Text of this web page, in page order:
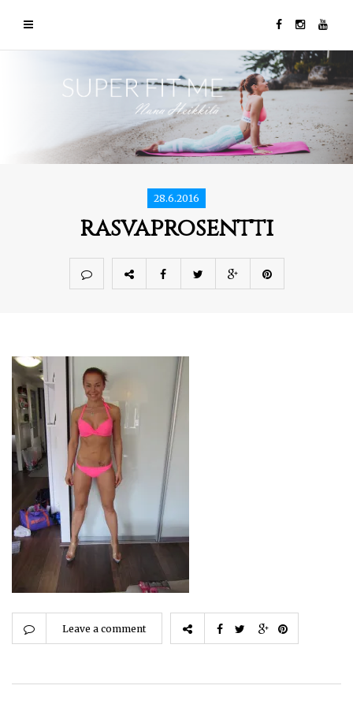
28.6.2016
rasvaprosentti
Leave a comment